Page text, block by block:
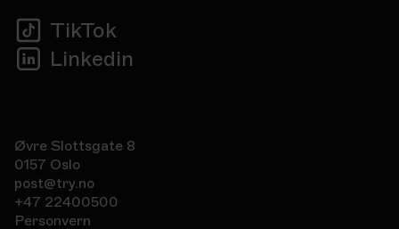
TikTok
Linkedin
Personvern
Øvre Slottsgate 8
0157 Oslo
post@try.no
+47 22400500